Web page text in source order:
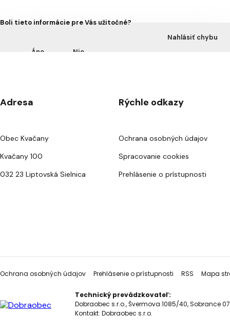
Boli tieto informácie pre Vás užitočné?
Áno Nie
Nahlásiť chybu
Adresa
Obec Kvačany
Kvačany 100
032 23 Liptovská Sielnica
Rýchle odkazy
Ochrana osobných údajov
Spracovanie cookies
Prehlásenie o prístupnosti
Ochrana osobných údajov Prehlásenie o prístupnosti RSS Mapa
Technický prevádzkovateľ:
Dobraobec s.r.o., Švermova 1085/40, Sobrance
Kontakt: Dobraobec s.r.o.